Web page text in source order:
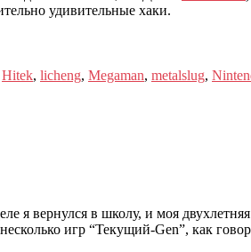
удивительные хаки.
Hitek, licheng, Megaman, metalslug,
я вернулся в школу, и моя
игр “Текущий-Gen”, как